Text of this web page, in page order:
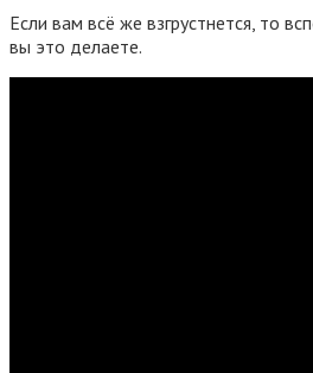
Если вам всё же взгрустнется, то
вы это делаете.